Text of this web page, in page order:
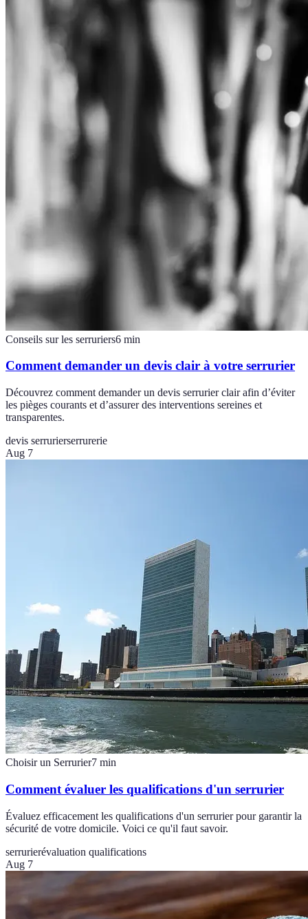
Conseils sur les serruriers6 min
Comment demander un devis clair à votre serrurier
Découvrez comment demander un devis serrurier clair afin d’éviter
les pièges courants et d’assurer des interventions sereines et
transparentes.
devis serrurierserrurerie
Aug 7
Choisir un Serrurier7 min
Comment évaluer les qualifications d'un serrurier
Évaluez efficacement les qualifications d'un serrurier pour garantir la
sécurité de votre domicile. Voici ce qu'il faut savoir.
serrurierévaluation qualifications
Aug 7